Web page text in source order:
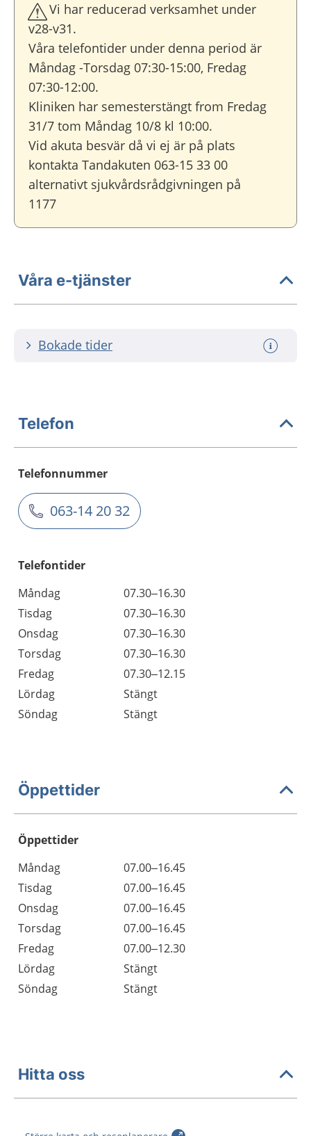
Vi har reducerad verksamhet under
v28-v31.
Våra telefontider under denna period är
Måndag -Torsdag 07:30-15:00, Fredag
07:30-12:00.
Kliniken har semesterstängt from Fredag
31/7 tom Måndag 10/8 kl 10:00.
Vid akuta besvär då vi ej är på plats
kontakta Tandakuten 063-15 33 00
alternativt sjukvårdsrådgivningen på
1177
Våra e-tjänster
Bokade tider
Telefon
Telefonnummer
063-14 20 32
Telefontider
Måndag
07.30–16.30
Tisdag
07.30–16.30
Onsdag
07.30–16.30
Torsdag
07.30–16.30
Fredag
07.30–12.15
Lördag
Stängt
Söndag
Stängt
Öppettider
Öppettider
Dag
Öppettider
Kommentarer
Måndag
07.00–16.45
Tisdag
07.00–16.45
Onsdag
07.00–16.45
Torsdag
07.00–16.45
Fredag
07.00–12.30
Lördag
Stängt
Söndag
Stängt
Hitta oss